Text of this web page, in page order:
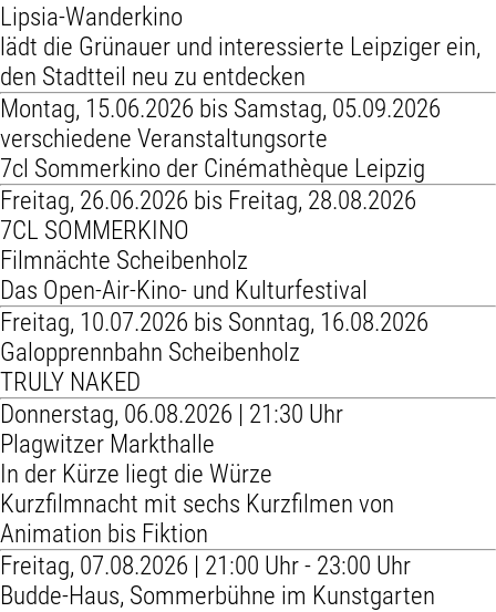
Lipsia-Wanderkino
lädt die Grünauer und interessierte Leipziger ein,
den Stadtteil neu zu entdecken
Montag, 15.06.2026 bis Samstag, 05.09.2026
verschiedene Veranstaltungsorte
7cl Sommerkino der Cinémathèque Leipzig
Freitag, 26.06.2026 bis Freitag, 28.08.2026
7CL SOMMERKINO
Filmnächte Scheibenholz
Das Open-Air-Kino- und Kulturfestival
Freitag, 10.07.2026 bis Sonntag, 16.08.2026
Galopprennbahn Scheibenholz
TRULY NAKED
Donnerstag, 06.08.2026 | 21:30 Uhr
Plagwitzer Markthalle
In der Kürze liegt die Würze
Kurzfilmnacht mit sechs Kurzfilmen von
Animation bis Fiktion
Freitag, 07.08.2026 | 21:00 Uhr - 23:00 Uhr
Budde-Haus, Sommerbühne im Kunstgarten